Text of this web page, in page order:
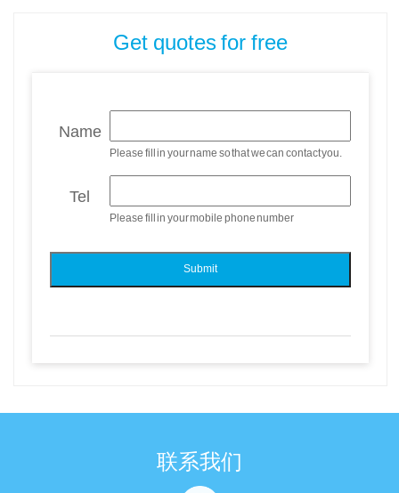
Get quotes for free
Name
Please fill in your name so that we can contact you.
Tel
Please fill in your mobile phone number
联系我们